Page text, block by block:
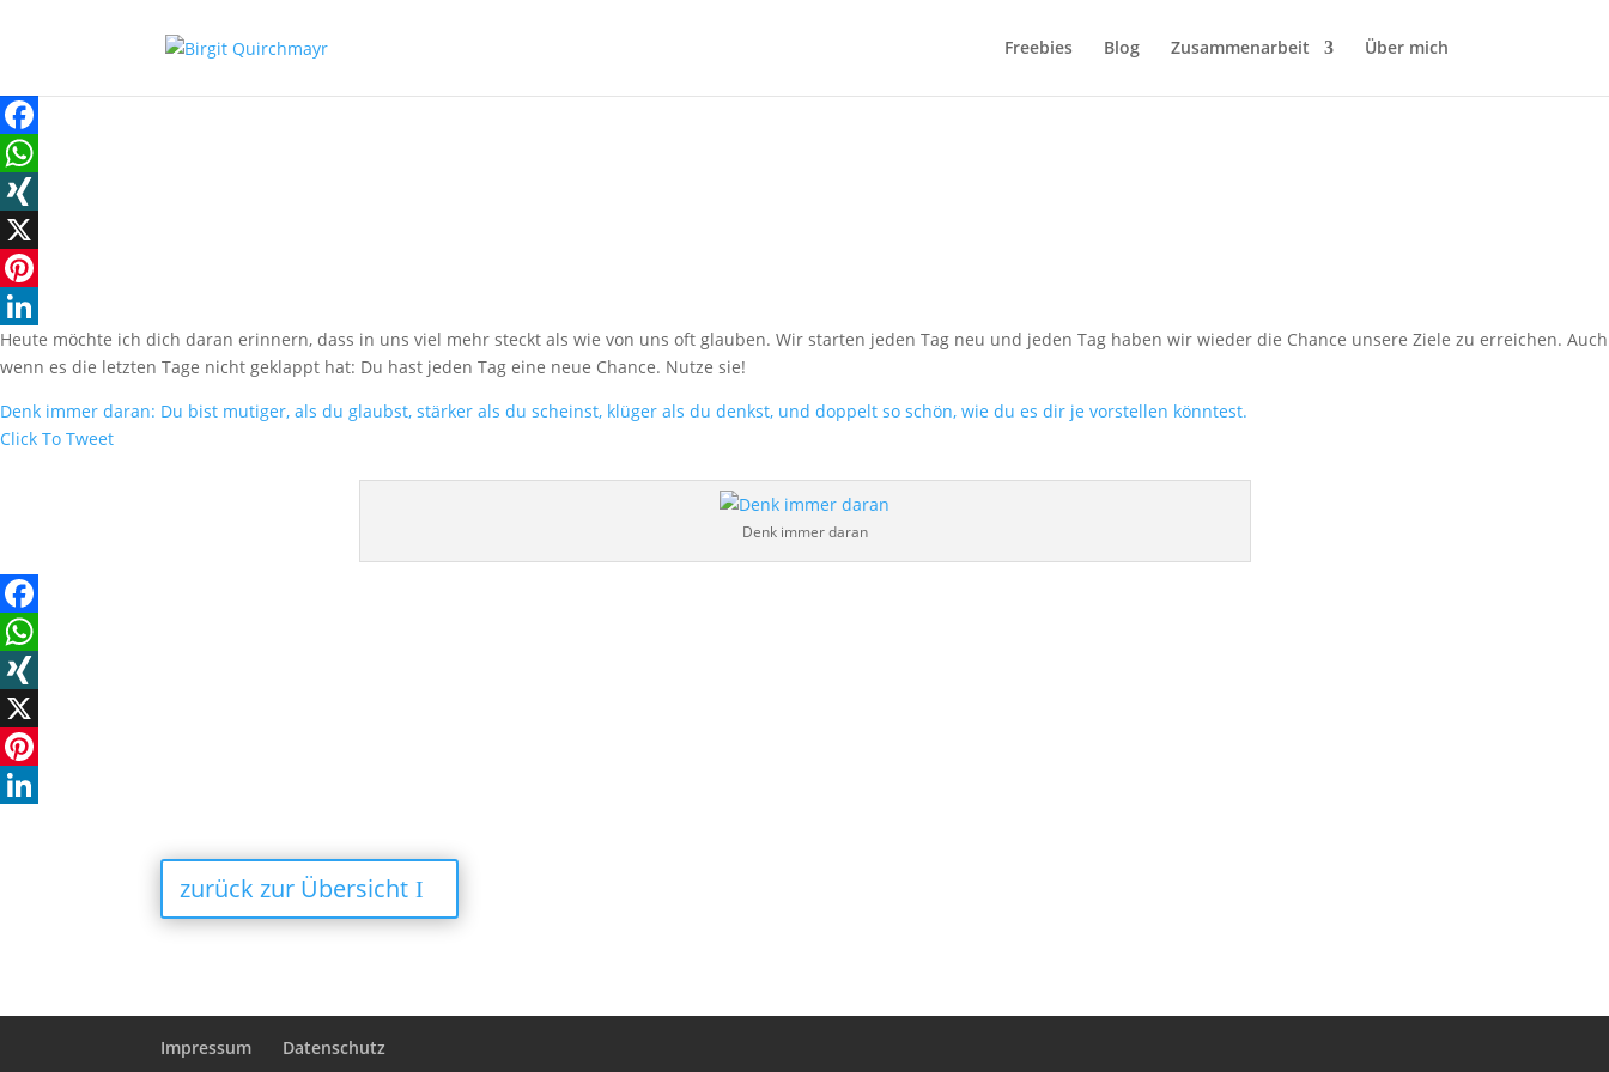
Freebies Blog Zusammenarbeit Über mich
Facebook
WhatsApp
XING
X
Pinterest
LinkedIn
Heute möchte ich dich daran erinnern, dass in uns viel mehr steckt als wie von uns oft glauben. Wir starten jeden Tag neu und jeden Tag haben wir wieder die Chance unsere Ziele zu erreichen. Auch
wenn es die letzten Tage nicht geklappt hat: Du hast jeden Tag eine neue Chance. Nutze sie!
Denk immer daran: Du bist mutiger, als du glaubst, stärker als du scheinst, klüger als du denkst, und doppelt so schön, wie du es dir je vorstellen könntest.
Click To Tweet
Denk immer daran
Facebook
WhatsApp
XING
X
Pinterest
zurück zur Übersicht
Impressum Datenschutz